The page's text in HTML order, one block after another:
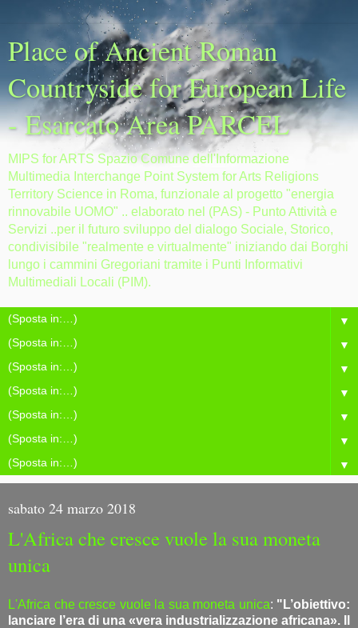
Place of Ancient Roman
Countryside for European Life
- Esarcato Area PARCEL
MIPS for ARTS Spazio Comune dell'Informazione
Multimedia Interchange Point System for Arts Religions
Territory Science in Roma, funzionale al progetto "energia
rinnovabile UOMO" .. elaborato nel (PAS) - Punto Attività e
Servizi ..per il futuro sviluppo del dialogo Sociale, Storico,
condivisibile "realmente e virtualmente" iniziando dai Borghi
lungo i cammini Gregoriani tramite i Punti Informativi
Multimediali Locali (PIM).
▼
▼
▼
▼
▼
▼
▼
sabato 24 marzo 2018
L'Africa che cresce vuole la sua moneta
unica
L'Africa che cresce vuole la sua moneta unica: "L’obiettivo:
lanciare l’era di una «vera industrializzazione africana». Il